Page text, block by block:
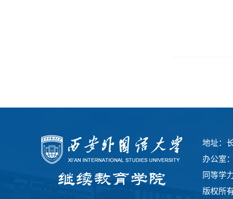
地址：
办公室
同等学
版权所